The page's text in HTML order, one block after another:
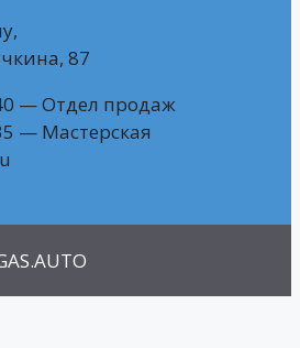
87
— Отдел продаж
— Мастерская